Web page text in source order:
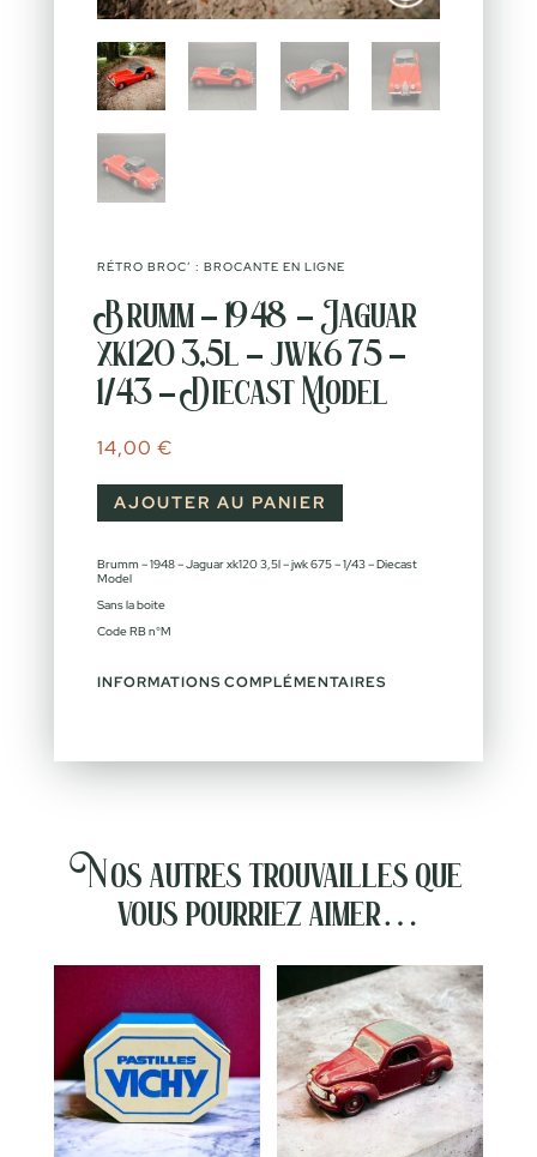
RÉTRO BROC’ : BROCANTE EN LIGNE
Brumm – 1948 – Jaguar
xk120 3,5l – jwk 675 –
1/43 – Diecast Model
14,00 €
AJOUTER AU PANIER
Brumm – 1948 – Jaguar xk120 3,5l – jwk 675 – 1/43 – Diecast
Model
Sans la boite
Code RB n°M
INFORMATIONS COMPLÉMENTAIRES
Nos autres trouvailles que
vous pourriez aimer…